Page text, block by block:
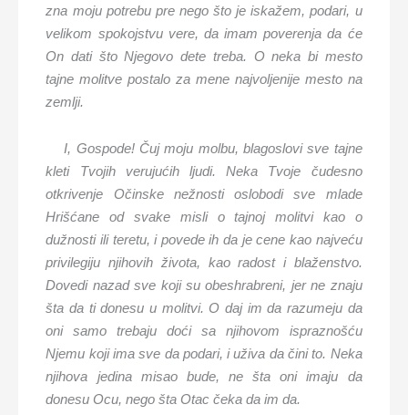
zna moju potrebu pre nego što je iskažem, podari, u
velikom spokojstvu vere, da imam poverenja da će
On dati što Njegovo dete treba. O neka bi mesto
tajne molitve postalo za mene najvoljenije mesto na
zemlji.
I, Gospode! Čuj moju molbu, blagoslovi sve tajne
kleti Tvojih verujućih ljudi. Neka Tvoje čudesno
otkrivenje Očinske nežnosti oslobodi sve mlade
Hrišćane od svake misli o tajnoj molitvi kao o
dužnosti ili teretu, i povede ih da je cene kao najveću
privilegiju njihovih života, kao radost i blaženstvo.
Dovedi nazad sve koji su obeshrabreni, jer ne znaju
šta da ti donesu u molitvi. O daj im da razumeju da
oni samo trebaju doći sa njihovom ispraznošću
Njemu koji ima sve da podari, i uživa da čini to. Neka
njihova jedina misao bude, ne šta oni imaju da
donesu Ocu, nego šta Otac čeka da im da.